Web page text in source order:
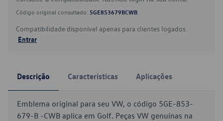
Código original consultado: 5GE853679BCWB
Compatibilidade disponível apenas para clientes logados.
Entrar
Descrição Características Aplicações
Emblema original para seu VW, o código 5GE-853-
679-B -CWB aplica em Golf. Peças VW genuínas na